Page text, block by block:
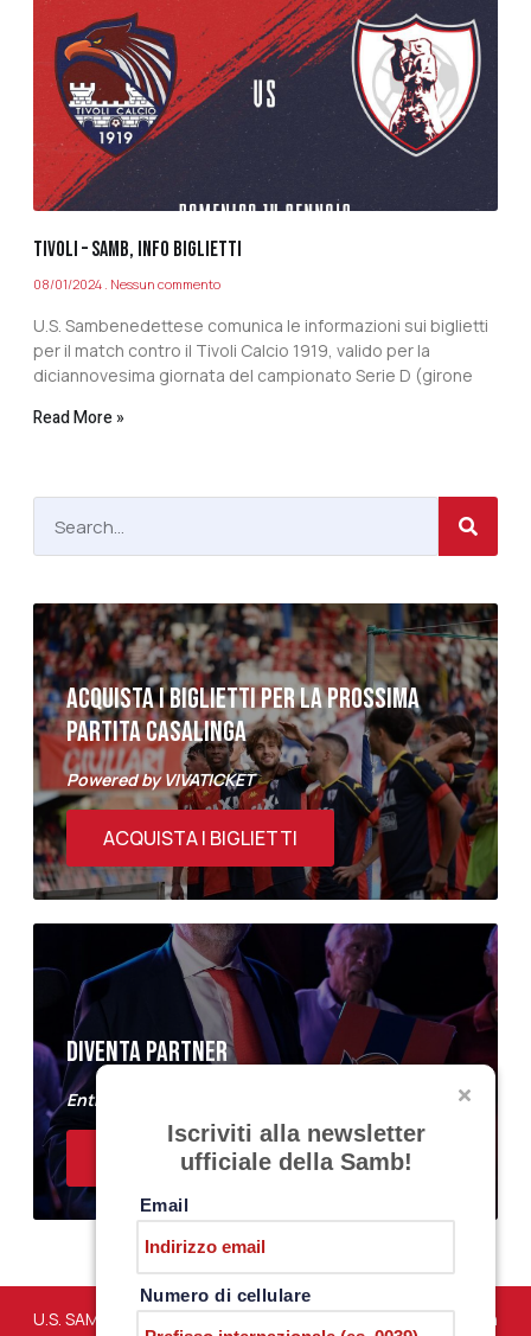
TIVOLI – SAMB, INFO BIGLIETTI
08/01/2024 Nessun commento
U.S. Sambenedettese comunica le informazioni sui biglietti
per il match contro il Tivoli Calcio 1919, valido per la
diciannovesima giornata del campionato Serie D (girone
Read More »
ACQUISTA I BIGLIETTI PER LA PROSSIMA
PARTITA CASALINGA
Powered by VIVATICKET
ACQUISTA I BIGLIETTI
DIVENTA PARTNER
Entra a far parte del Samb Business Club
ACQUISTA I BIGLIETTI
U.S. SAMBENEDETTESE – Via Martiri di Marzabotto snc – San
Iscriviti alla newsletter
ufficiale della Samb!
Email
Numero di cellulare